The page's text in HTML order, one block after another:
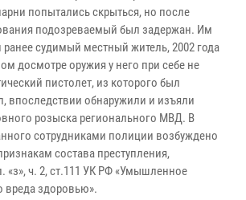
попытались скрыться, но после
подозреваемый был задержан. Им
ранее судимый местный житель, 2002 года
досмотре оружия у него при себе не
пистолет, из которого был
впоследствии обнаружили и изъяли
розыска регионального МВД. В
сотрудниками полиции возбуждено
состава преступления,
«з», ч. 2, ст.111 УК РФ «Умышленное
вреда здоровью».